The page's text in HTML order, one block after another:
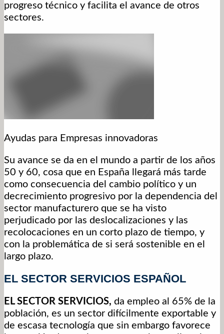
progreso técnico y facilita el avance de otros
sectores.
Ayudas para Empresas innovadoras
Su avance se da en el mundo a partir de los años
50 y 60, cosa que en España llegará más tarde
como consecuencia del cambio político y un
decrecimiento progresivo por la dependencia del
sector manufacturero que se ha visto
perjudicado por las deslocalizaciones y las
recolocaciones en un corto plazo de tiempo, y
con la problemática de si será sostenible en el
largo plazo.
EL SECTOR SERVICIOS ESPAÑOL
EL SECTOR SERVICIOS, da empleo al 65% de la
población, es un sector difícilmente exportable y
de escasa tecnología que sin embargo favorece